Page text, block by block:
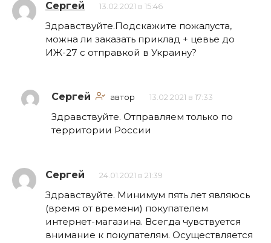
Сергей 13.02.2021 в 15:46
Здравствуйте.Подскажите пожалуста,
можна ли заказать приклад + цевье до
ИЖ-27 с отправкой в Украину?
Сергей автор 13.02.2021 в 17:33
Здравствуйте. Отправляем только по
территории России
Сергей 24.01.2021 в 21:39
Здравствуйте. Минимум пять лет являюсь
(время от времени) покупателем
интернет-магазина. Всегда чувствуется
внимание к покупателям. Осуществляется